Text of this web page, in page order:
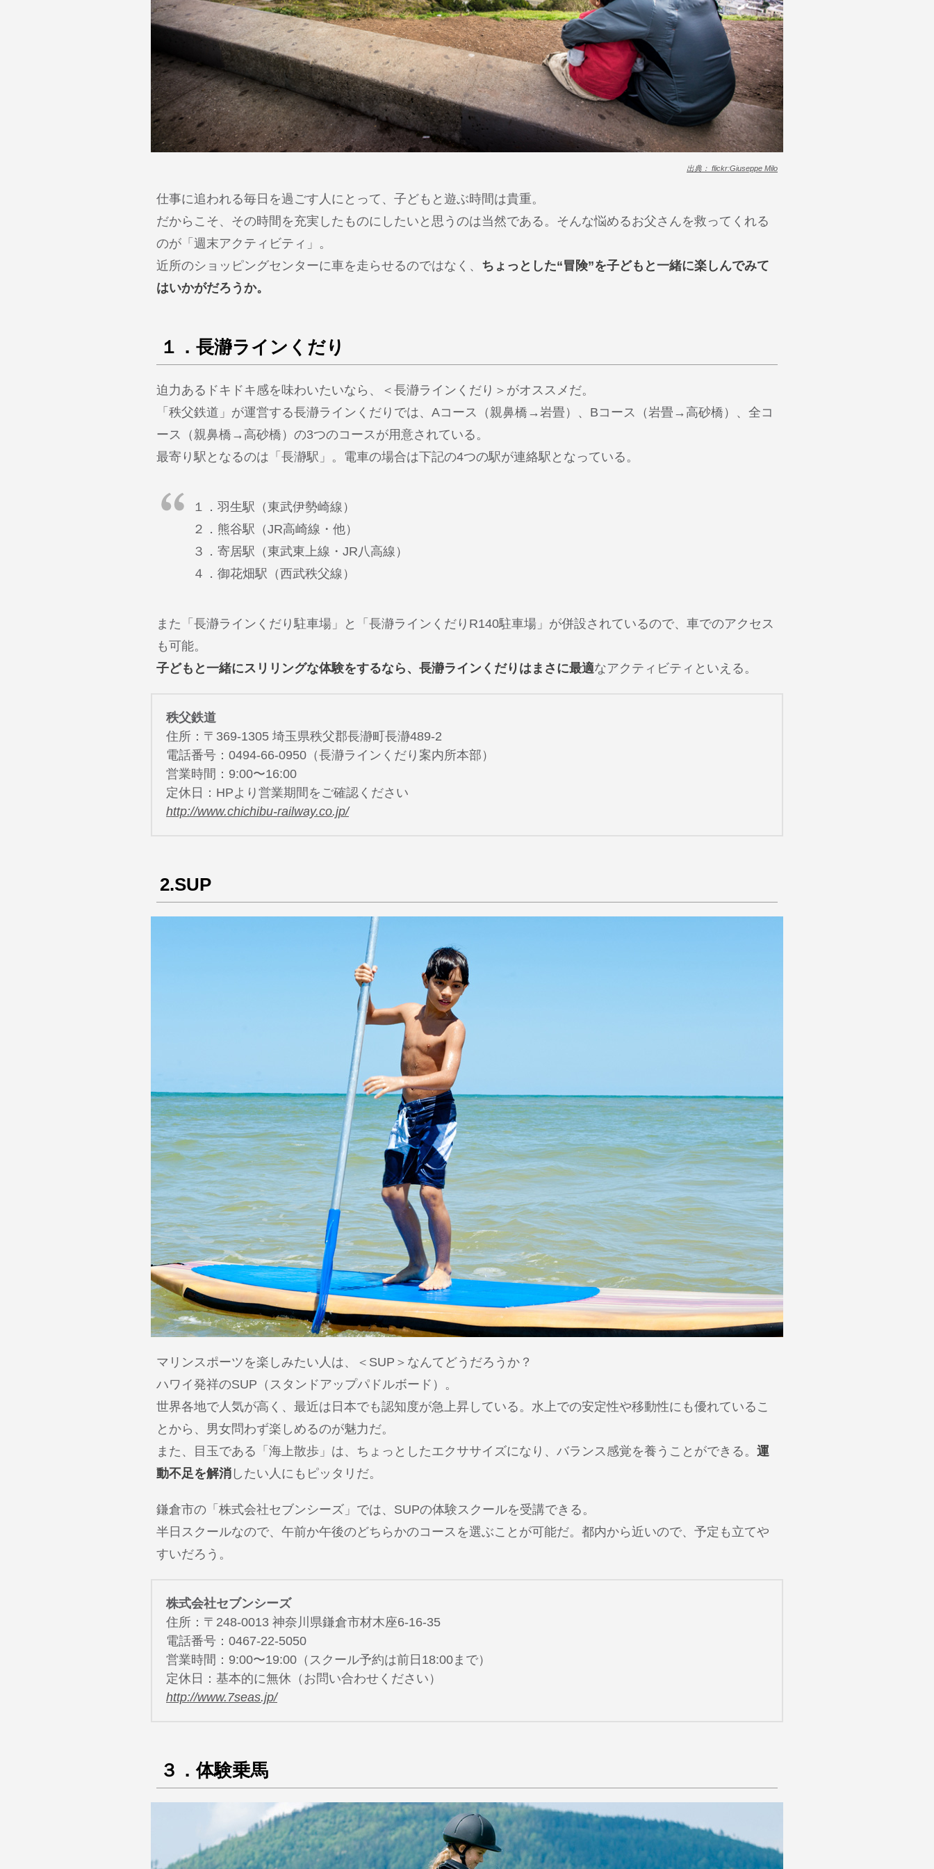
出典： flickr:Giuseppe Milo
仕事に追われる毎日を過ごす人にとって、子どもと遊ぶ時間は貴重。
だからこそ、その時間を充実したものにしたいと思うのは当然である。そんな悩めるお父さんを救ってくれる
のが「週末アクティビティ」。
近所のショッピングセンターに車を走らせるのではなく、 ちょっとした“冒険”を子どもと一緒に楽しんでみて
はいかがだろうか。
１．長瀞ラインくだり
迫力あるドキドキ感を味わいたいなら、＜長瀞ラインくだり＞がオススメだ。
「秩父鉄道」が運営する長瀞ラインくだりでは、Aコース（親鼻橋→岩畳）、Bコース（岩畳→高砂橋）、全コ
ース（親鼻橋→高砂橋）の3つのコースが用意されている。
最寄り駅となるのは「長瀞駅」。電車の場合は下記の4つの駅が連絡駅となっている。
１．羽生駅（東武伊勢崎線）
２．熊谷駅（JR高崎線・他）
３．寄居駅（東武東上線・JR八高線）
４．御花畑駅（西武秩父線）
また「長瀞ラインくだり駐車場」と「長瀞ラインくだりR140駐車場」が併設されているので、車でのアクセス
も可能。
子どもと一緒にスリリングな体験をするなら、長瀞ラインくだりはまさに最適なアクティビティといえる。
秩父鉄道
住所：〒369-1305 埼玉県秩父郡長瀞町長瀞489-2
電話番号：0494-66-0950（長瀞ラインくだり案内所本部）
営業時間：9:00〜16:00
定休日：HPより営業期間をご確認ください
http://www.chichibu-railway.co.jp/
2.SUP
マリンスポーツを楽しみたい人は、＜SUP＞なんてどうだろうか？
ハワイ発祥のSUP（スタンドアップパドルボード）。
世界各地で人気が高く、最近は日本でも認知度が急上昇している。水上での安定性や移動性にも優れているこ
とから、男女問わず楽しめるのが魅力だ。
また、目玉である「海上散歩」は、ちょっとしたエクササイズになり、バランス感覚を養うことができる。 運
動不足を解消 したい人にもピッタリだ。
鎌倉市の「株式会社セブンシーズ」では、SUPの体験スクールを受講できる。
半日スクールなので、午前か午後のどちらかのコースを選ぶことが可能だ。都内から近いので、予定も立てや
すいだろう。
株式会社セブンシーズ
住所：〒248-0013 神奈川県鎌倉市材木座6-16-35
電話番号：0467-22-5050
営業時間：9:00〜19:00（スクール予約は前日18:00まで）
定休日：基本的に無休（お問い合わせください）
http://www.7seas.jp/
３．体験乗馬